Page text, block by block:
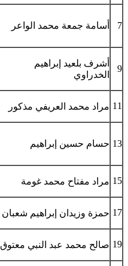
7 أسامة جمعة محمد الواعر
9
أشرف بلعيد إبراهيم
الخدراوي
11 مراد محمد العريفي مذكور
13 حسام حسين إبراهيم
15 مراد مفتاح محمد غومة
17 حمزة وزيدان إبراهيم شعبان
19 صالح محمد عبد النبي معتوق